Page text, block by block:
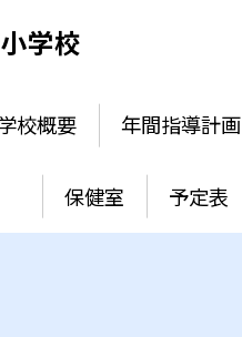
学校
校概要 年間指導計画
保健室 予定表